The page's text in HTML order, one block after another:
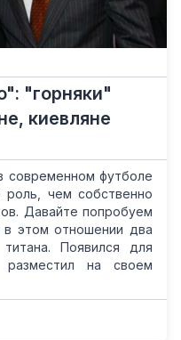
"горняки"
киевляне
современном футболе
чем собственно
Давайте попробуем
в этом отношении два
Появился для
на своем